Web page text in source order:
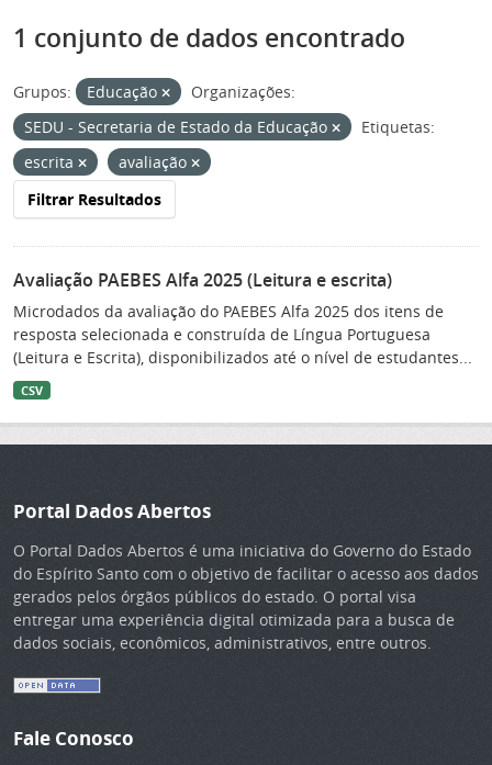
1 conjunto de dados encontrado
Grupos: Educação
Organizações:
SEDU - Secretaria de Estado da Educação
Etiquetas:
escrita
avaliação
Filtrar Resultados
Avaliação PAEBES Alfa 2025 (Leitura e escrita)
Microdados da avaliação do PAEBES Alfa 2025 dos itens de
resposta selecionada e construída de Língua Portuguesa
(Leitura e Escrita), disponibilizados até o nível de estudantes...
CSV
Portal Dados Abertos
O Portal Dados Abertos é uma iniciativa do Governo do Estado
do Espírito Santo com o objetivo de facilitar o acesso aos dados
gerados pelos órgãos públicos do estado. O portal visa
entregar uma experiência digital otimizada para a busca de
dados sociais, econômicos, administrativos, entre outros.
Fale Conosco